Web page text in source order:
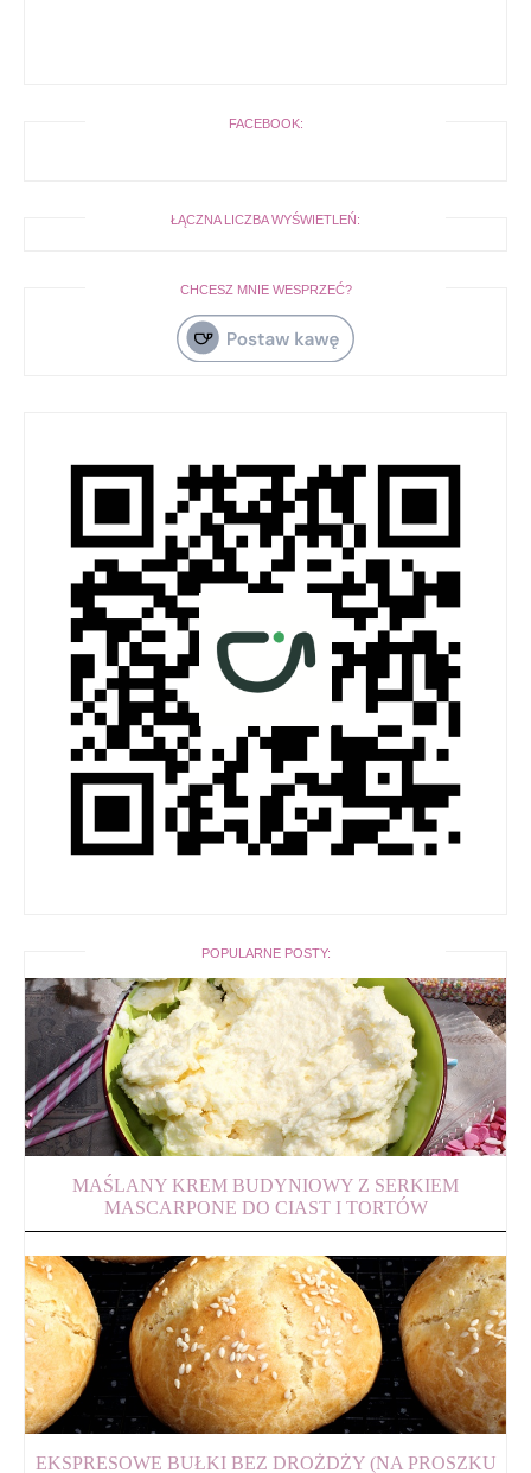
FACEBOOK:
ŁĄCZNA LICZBA WYŚWIETLEŃ:
CHCESZ MNIE WESPRZEĆ?
POPULARNE POSTY:
MAŚLANY KREM BUDYNIOWY Z SERKIEM
MASCARPONE DO CIAST I TORTÓW
EKSPRESOWE BUŁKI BEZ DROŻDŻY (NA PROSZKU